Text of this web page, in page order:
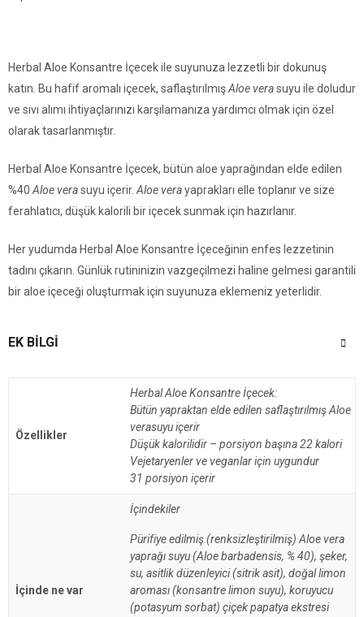
Herbal Aloe Konsantre İçecek ile suyunuza lezzetli bir dokunuş
katın. Bu hafif aromalı içecek, saflaştırılmışAloe verasuyu ile doludur
ve sıvı alımı ihtiyaçlarınızı karşılamanıza yardımcı olmak için özel
olarak tasarlanmıştır.
Herbal Aloe Konsantre İçecek, bütün aloe yaprağından elde edilen
%40 Aloe verasuyu içerir. Aloe verayaprakları elle toplanır ve size
ferahlatıcı, düşük kalorili bir içecek sunmak için hazırlanır.
Her yudumda Herbal Aloe Konsantre İçeceğinin enfes lezzetinin
tadını çıkarın. Günlük rutininizin vazgeçilmezi haline gelmesi garantili
bir aloe içeceği oluşturmak için suyunuza eklemeniz yeterlidir.
EK BILGI
Özellikler
Herbal Aloe Konsantre İçecek:
Bütün yapraktan elde edilen saflaştırılmış Aloe
verasuyu içerir
Düşük kalorilidir – porsiyon başına 22 kalori
Vejetaryenler ve veganlar için uygundur
31 porsiyon içerir
İçinde ne var
İçindekiler
Pürifiye edilmiş (renksizleştirilmiş) Aloe vera
yaprağı suyu (Aloe barbadensis, % 40), şeker,
su, asitlik düzenleyici (sitrik asit), doğal limon
aroması (konsantre limon suyu), koruyucu
(potasyum sorbat) çiçek papatya ekstresi